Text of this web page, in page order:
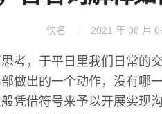
佚名 2021 年 08 月
考，于平日里我们日常的
做出的一个动作，没有哪
凭借符号来予以开展实现